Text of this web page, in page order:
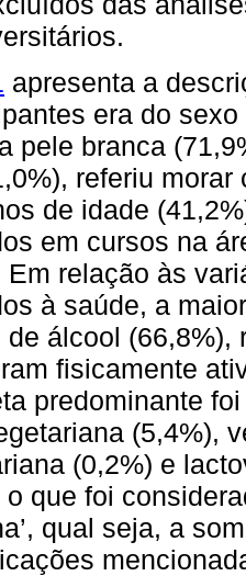
apresenta a
era do
pele branca
referiu
de idade
em cursos na
Em relação às
à saúde, a
álcool (66,8%),
fisicamente
predominante
(5,4%),
(0,2%) e
que foi
qual seja, a